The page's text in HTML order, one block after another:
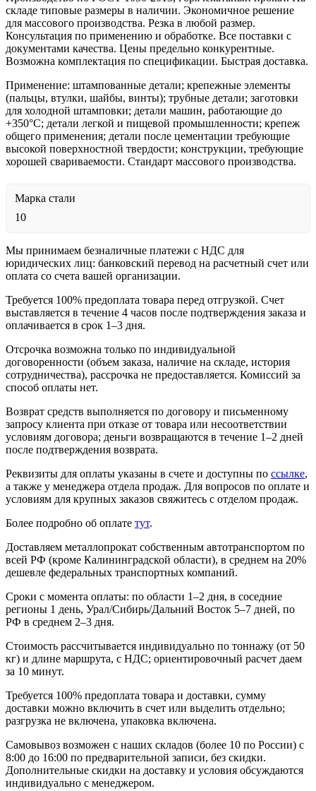
складе типовые размеры в наличии. Экономичное решение
для массового производства. Резка в любой размер.
Консультация по применению и обработке. Все поставки с
документами качества. Цены предельно конкурентные.
Возможна комплектация по спецификации. Быстрая доставка.
Применение: штампованные детали; крепежные элементы
(пальцы, втулки, шайбы, винты); трубные детали; заготовки
для холодной штамповки; детали машин, работающие до
+350°C; детали легкой и пищевой промышленности; крепеж
общего применения; детали после цементации требующие
высокой поверхностной твердости; конструкции, требующие
хорошей свариваемости. Стандарт массового производства.
Марка стали
10
Мы принимаем безналичные платежи с НДС для
юридических лиц: банковский перевод на расчетный счет или
оплата со счета вашей организации.
Требуется 100% предоплата товара перед отгрузкой. Счет
выставляется в течение 4 часов после подтверждения заказа и
оплачивается в срок 1–3 дня.
Отсрочка возможна только по индивидуальной
договоренности (объем заказа, наличие на складе, история
сотрудничества), рассрочка не предоставляется. Комиссий за
способ оплаты нет.
Возврат средств выполняется по договору и письменному
запросу клиента при отказе от товара или несоответствии
условиям договора; деньги возвращаются в течение 1–2 дней
после подтверждения возврата.
Реквизиты для оплаты указаны в счете и доступны по ссылке,
а также у менеджера отдела продаж. Для вопросов по оплате и
условиям для крупных заказов свяжитесь с отделом продаж.
Более подробно об оплате тут.
Доставляем металлопрокат собственным автотранспортом по
всей РФ (кроме Калининградской области), в среднем на 20%
дешевле федеральных транспортных компаний.
Сроки с момента оплаты: по области 1–2 дня, в соседние
регионы 1 день, Урал/Сибирь/Дальний Восток 5–7 дней, по
РФ в среднем 2–3 дня.
Стоимость рассчитывается индивидуально по тоннажу (от 50
кг) и длине маршрута, с НДС; ориентировочный расчет даем
за 10 минут.
Требуется 100% предоплата товара и доставки, сумму
доставки можно включить в счет или выделить отдельно;
разгрузка не включена, упаковка включена.
Самовывоз возможен с наших складов (более 10 по России) с
8:00 до 16:00 по предварительной записи, без скидки.
Дополнительные скидки на доставку и условия обсуждаются
индивидуально с менеджером.